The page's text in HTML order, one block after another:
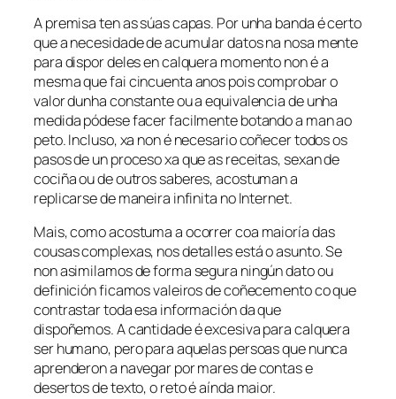
A premisa ten as súas capas. Por unha banda é certo
que a necesidade de acumular datos na nosa mente
para dispor deles en calquera momento non é a
mesma que fai cincuenta anos pois comprobar o
valor dunha constante ou a equivalencia de unha
medida pódese facer facilmente botando a man ao
peto. Incluso, xa non é necesario coñecer todos os
pasos de un proceso xa que as receitas, sexan de
cociña ou de outros saberes, acostuman a
replicarse de maneira infinita no Internet.
Mais, como acostuma a ocorrer coa maioría das
cousas complexas, nos detalles está o asunto. Se
non asimilamos de forma segura ningún dato ou
definición ficamos valeiros de coñecemento co que
contrastar toda esa información da que
dispoñemos. A cantidade é excesiva para calquera
ser humano, pero para aquelas persoas que nunca
aprenderon a navegar por mares de contas e
desertos de texto, o reto é aínda maior.